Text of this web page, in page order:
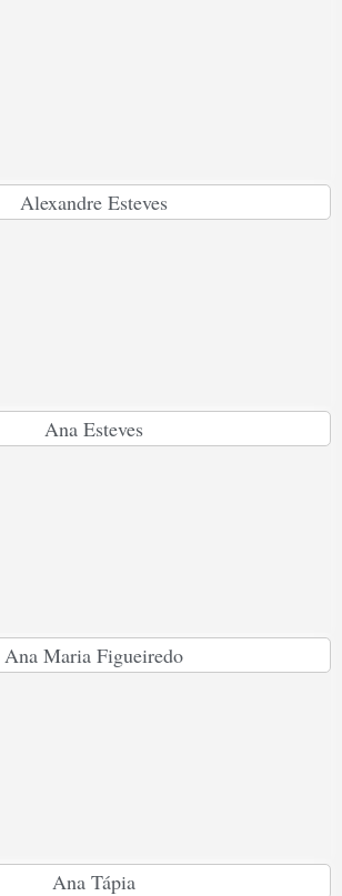
Alexandre Esteves
Ana Esteves
Ana Maria Figueiredo
Ana Tápia